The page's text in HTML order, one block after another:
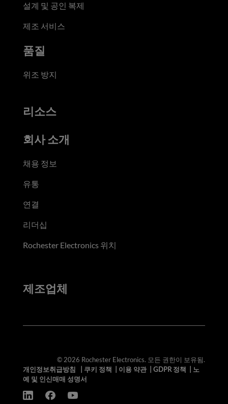
설계 및 공인 복제
제조 서비스
품질
위조 방지
리소스
회사 소개
채용 정보
유통
연결
리더십
Rochester Electronics 위치
제조업체
© 2026 Rochester Electronics. 모든 권한이 보유됨.
개인정보취급방침
쿠키 정책 이용 약관| GDPR 정책
노
예 및 인신매매 성명서